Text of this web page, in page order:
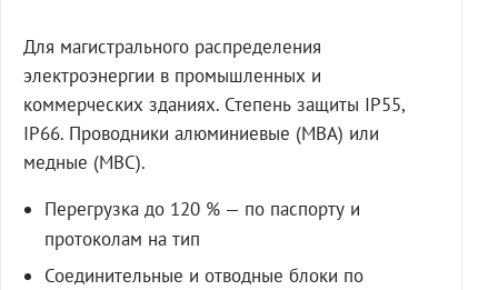
Для магистрального распределения
электроэнергии в промышленных и
коммерческих зданиях. Степень защиты IP55,
IP66. Проводники алюминиевые (МВА) или
медные (МВС).
Перегрузка до 120 % — по паспорту и
протоколам на тип
Соединительные и отводные блоки по